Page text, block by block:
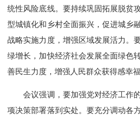
统性风险底线。要持续巩固拓展脱贫
型城镇化和乡村全面振兴，促进城乡
战略实施力度，增强区域发展活力。
绿增长，加快经济社会发展全面绿色
善民生力度，增强人民群众获得感幸福
会议强调，要加强党对经济工作
项决策部署落到实处。要充分调动各